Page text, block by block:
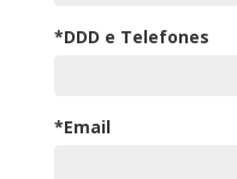
*DDD e Telefones
*Email